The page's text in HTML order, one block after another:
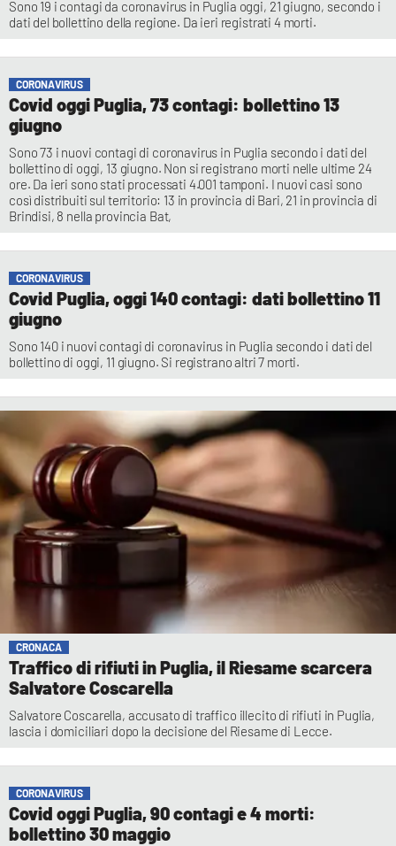
Sono 19 i contagi da coronavirus in Puglia oggi, 21 giugno, secondo i
dati del bollettino della regione. Da ieri registrati 4 morti.
CORONAVIRUS
Covid oggi Puglia, 73 contagi: bollettino 13
giugno
Sono 73 i nuovi contagi di coronavirus in Puglia secondo i dati del
bollettino di oggi, 13 giugno. Non si registrano morti nelle ultime 24
ore. Da ieri sono stati processati 4.001 tamponi. I nuovi casi sono
così distribuiti sul territorio: 13 in provincia di Bari, 21 in provincia di
Brindisi, 8 nella provincia Bat,
CORONAVIRUS
Covid Puglia, oggi 140 contagi: dati bollettino 11
giugno
Sono 140 i nuovi contagi di coronavirus in Puglia secondo i dati del
bollettino di oggi, 11 giugno. Si registrano altri 7 morti.
CRONACA
Traffico di rifiuti in Puglia, il Riesame scarcera
Salvatore Coscarella
Salvatore Coscarella, accusato di traffico illecito di rifiuti in Puglia,
lascia i domiciliari dopo la decisione del Riesame di Lecce.
CORONAVIRUS
Covid oggi Puglia, 90 contagi e 4 morti:
bollettino 30 maggio